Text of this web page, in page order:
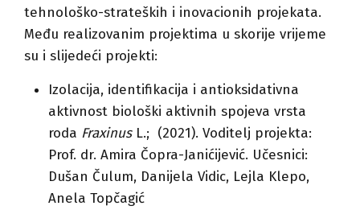
tehnološko-strateških i inovacionih projekata.
Među realizovanim projektima u skorije vrijeme
su i slijedeći projekti:
Izolacija, identifikacija i antioksidativna
aktivnost biološki aktivnih spojeva vrsta
roda FraxinusL.; (2021). Voditelj projekta:
Prof. dr. Amira Čopra-Janićijević. Učesnici:
Dušan Čulum, Danijela Vidic, Lejla Klepo,
Anela Topčagić